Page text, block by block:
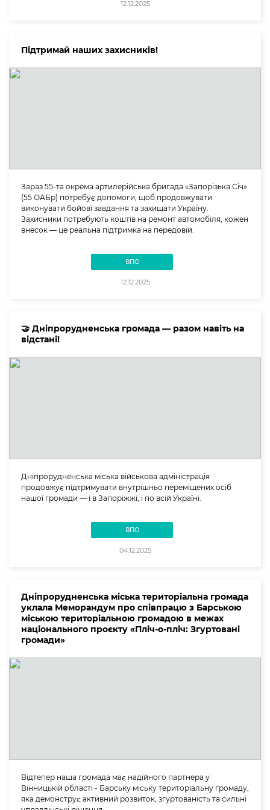
12.12.2025
Підтримай наших захисників!
Зараз 55-та окрема артилерійська бригада «Запорізька Січ»
(55 ОАБр) потребує допомоги, щоб продовжувати
виконувати бойові завдання та захищати Україну.
Захисники потребують коштів на ремонт автомобіля, кожен
внесок — це реальна підтримка на передовій.
ВПО
12.12.2025
🤝 Дніпрорудненська громада — разом навіть на
відстані!
Дніпрорудненська міська військова адміністрація
продовжує підтримувати внутрішньо переміщених осіб
нашої громади — і в Запоріжжі, і по всій Україні.
ВПО
04.12.2025
Дніпрорудненська міська територіальна громада
уклала Меморандум про співпрацю з Барською
міською територіальною громадою в межах
національного проєкту «Пліч-о-пліч: Згуртовані
громади»
Відтепер наша громада має надійного партнера у
Вінницькій області - Барську міську територіальну громаду,
яка демонструє активний розвиток, згуртованість та сильні